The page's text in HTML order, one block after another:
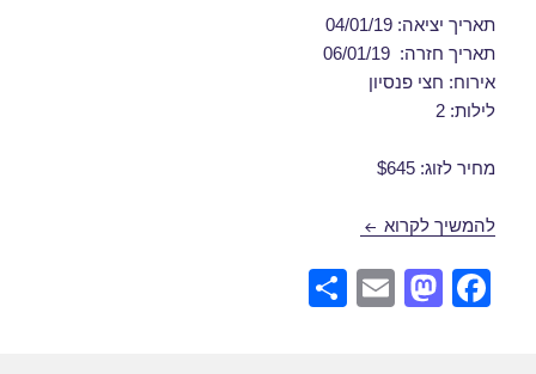
תאריך יציאה: 04/01/19
תאריך חזרה: 06/01/19
אירוח: חצי פנסיון
לילות: 2
מחיר לזוג: $645
להמשיך לקרוא חבילות נופש לורנה 04/01/2019
F
M
E